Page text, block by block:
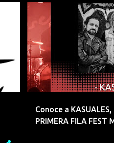
Conoce a
PRIMERA FILA FEST
EMERGENTES